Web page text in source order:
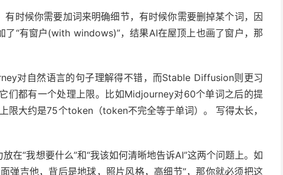
时候你需要加词来明确细节，有时候你需要删掉某个词，因
了“有窗户(with windows)”，结果AI在屋顶上也画了窗户，那
对自然语言的句子理解得不错，而Stable Diffusion则更习
们都有一个处理上限。比如Midjourney对60个单词之后的提
大约是75个token（token不完全等于单词）。 写得太长，
在“我想要什么”和“我该如何清晰地告诉AI”这两个问题上。如
弹吉他，背后是地球，照片风格，高细节”，那你就必须把这